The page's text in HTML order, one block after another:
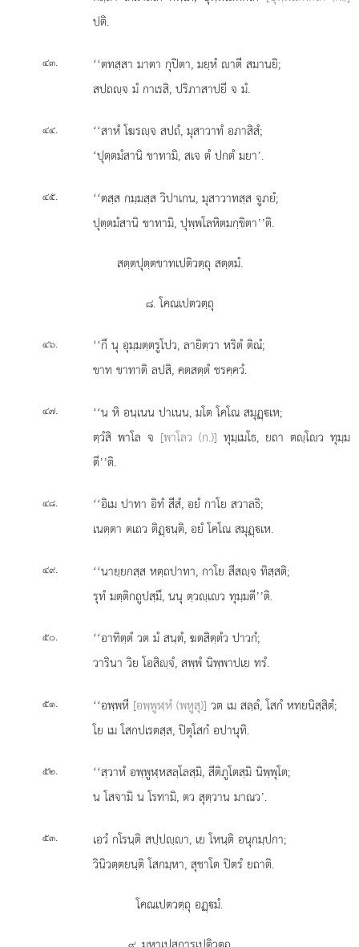
ปติ.
๔๓.
‘‘ตทสฺสา มาตา กุปิตา, มยฺหํ าตี สมานยิ;
สปถฺจ มํ กาเรสิ, ปริภาสาปยี จ มํ.
๔๔. ‘‘สาหํโฆรฺจ สปถํ, มุสาวาทํ อภาสิสํ;
‘ปุตฺตมํสานิ ขาทามิ, สเจ ตํ ปกตํ มยา’.
๔๕. ‘‘ตสฺส กมฺมสฺส วิปาเกน, มุสาวาทสฺส จูภยํ;
ปุตฺตมํสานิ ขาทามิ, ปุพฺพโลหิตมกฺขิตา’’ติ.
สตฺตปุตฺตขาทเปติวตฺถุ สตฺตมํ.
๘. โคณเปตวตฺถุ
๔๖. ‘‘กึ นุ อุมฺมตฺตรูโปว, ลายิตฺวา หริตํ ติณํ;
ขาท ขาทาติ ลปสิ, คตสตฺตํ ชรคฺควํ.
๔๗.
‘‘น หิ อนฺเนน ปาเนน, มโต โคโณ สมุฏฺเห;
ตฺวํสิ พาโล จ [พาโลว (ก.)] ทุมฺเมโธ, ยถา ตฺโว ทุมฺม
ตี’’ติ.
๔๘.
‘‘อิเม ปาทา อิทํ สีสํ, อยํ กาโย สวาลธิ;
เนตฺตา ตเถว ติฏฺนฺติ, อยํ โคโณ สมุฏฺเห.
๔๙.
‘‘นายฺยกสฺส หตฺถปาทา, กาโย สีสฺจ ทิสฺสติ;
รุทํ มตฺติกถูปสฺมึ, นนุ ตฺวฺเว ทุมฺมตี’’ติ.
๕๐.
‘‘อาทิตฺตํ วต มํ สนฺตํ, ฆตสิตฺตํว ปาวกํ;
วารินา วิย โอสิฺจํ, สพฺพํ นิพฺพาปเย ทรํ.
๕๑. ‘‘อพฺพหี [อพฺพูฬฺหํ (พหูสุ)] วต เม สลฺลํ, โสกํ หทยนิสฺสิตํ;
โย เม โสกปเรตสฺส, ปิตุโสกํ อปานุทิ.
๕๒.
‘‘สฺวาหํ อพฺพูฬฺหสลฺโลสฺมิ, สีติภูโตสฺมิ นิพฺพุโต;
น โสจามิ น โรทามิ, ตว สุตฺวาน มาณว’.
๕๓. เอวํ กโรนฺติ สปฺปฺา, เย โหนฺติ อนุกมฺปกา;
วินิวตฺตยนฺติ โสกมฺหา, สุชาโต ปิตรํ ยถาติ.
โคณเปตวตฺถุ อฏฺมํ.